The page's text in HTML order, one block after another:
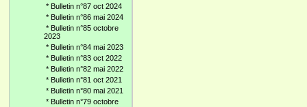
* Bulletin n°87 oct 2024
* Bulletin n°86 mai 2024
* Bulletin n°85 octobre
2023
* Bulletin n°84 mai 2023
* Bulletin n°83 oct 2022
* Bulletin n°82 mai 2022
* Bulletin n°81 oct 2021
* Bulletin n°80 mai 2021
* Bulletin n°79 octobre